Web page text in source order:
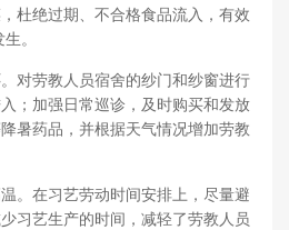
杜绝过期、不合格食品流入，有效
。
劳教人员宿舍的纱门和纱窗进行
；加强日常巡诊，及时购买和发放
暑药品，并根据天气情况增加劳教
在习艺劳动时间安排上，尽量避
习艺生产的时间，减轻了劳教人员